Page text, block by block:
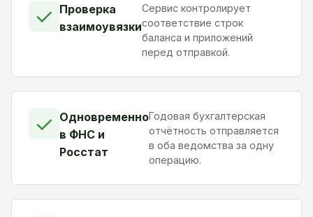
✓ Проверка
взаимоувязки
Сервис контролирует
соответствие строк
баланса и приложений
перед отправкой.
✓ Одновременно
в ФНС и
Росстат
Годовая бухгалтерская
отчётность отправляется
в оба ведомства за одну
операцию.